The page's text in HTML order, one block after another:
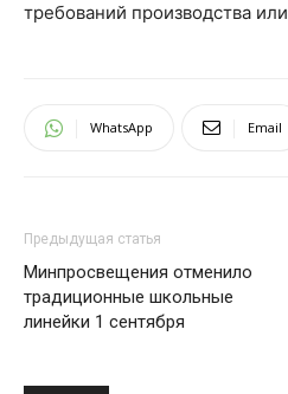
требований производства
WhatsApp Email
Предыдущая статья
Минпросвещения отменило
традиционные школьные
линейки 1 сентября